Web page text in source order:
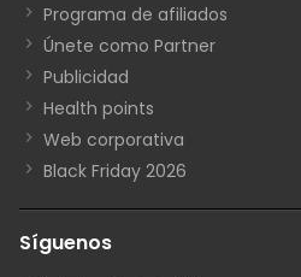
Programa de afiliados
Únete como Partner
Publicidad
Health points
Web corporativa
Black Friday 2026
Síguenos